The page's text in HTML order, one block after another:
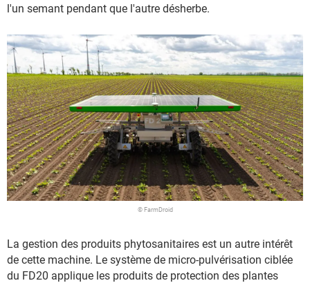
l'un semant pendant que l'autre désherbe.
© FarmDroid
La gestion des produits phytosanitaires est un autre intérêt
de cette machine. Le système de micro-pulvérisation ciblée
du FD20 applique les produits de protection des plantes